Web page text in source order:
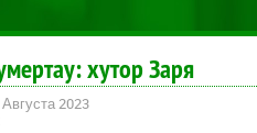
хутор Заря
2023